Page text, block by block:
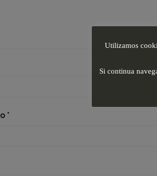
*
Utilizamos
Si continua